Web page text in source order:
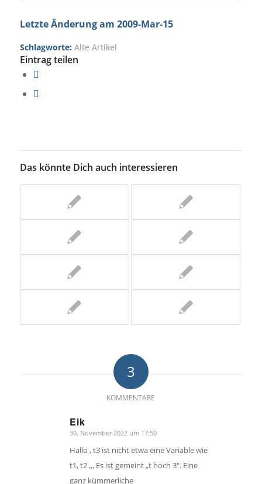
Letzte Änderung am 2009-Mar-15
Schlagworte: Alte Artikel
Eintrag teilen
Das könnte Dich auch interessieren
3
KOMMENTARE
Eik
sagte:
30. November 2022 um 17:50
Hallo , t3 ist nicht etwa eine Variable wie
t1, t2 ,,, Es ist gemeint „t hoch 3“. Eine
ganz kümmerliche